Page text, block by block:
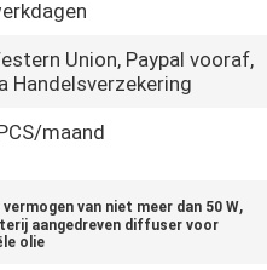
Union, Paypal vooraf,
Handelsverzekering
maand
van niet meer dan 50 W,
aangedreven diffuser voor
olie